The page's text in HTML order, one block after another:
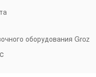
оборудования Groz